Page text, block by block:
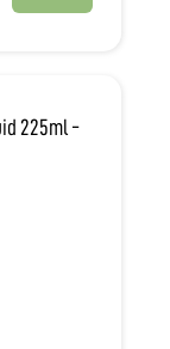
225ml -